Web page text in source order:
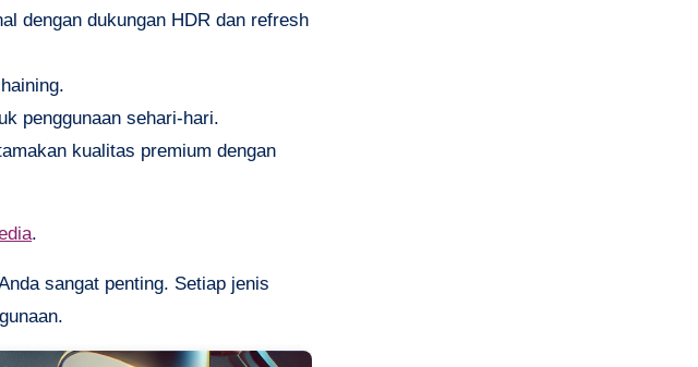
dengan dukungan HDR dan refresh
penggunaan sehari-hari.
kualitas premium dengan
.
sangat penting. Setiap jenis